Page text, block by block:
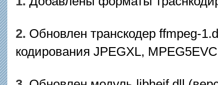
2. Обновлен транскодер ffmpeg-
кодирования JPEGXL,